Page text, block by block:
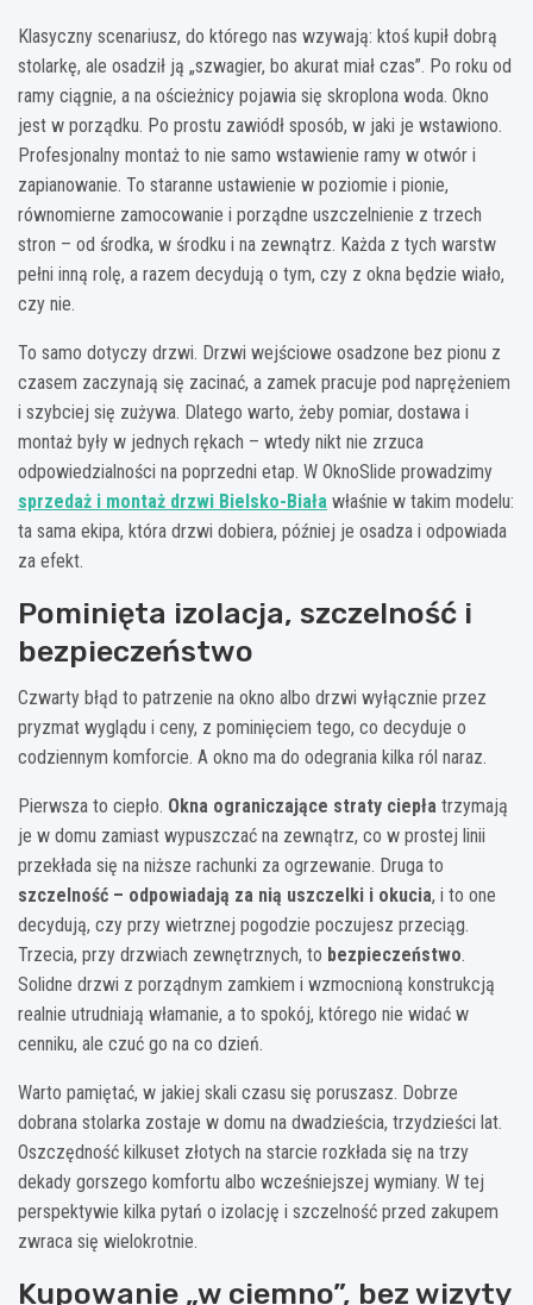
Klasyczny scenariusz, do którego nas wzywają: ktoś kupił dobrą
stolarkę, ale osadził ją „szwagier, bo akurat miał czas”. Po roku od
ramy ciągnie, a na ościeżnicy pojawia się skroplona woda. Okno
jest w porządku. Po prostu zawiódł sposób, w jaki je wstawiono.
Profesjonalny montaż to nie samo wstawienie ramy w otwór i
zapianowanie. To staranne ustawienie w poziomie i pionie,
równomierne zamocowanie i porządne uszczelnienie z trzech
stron – od środka, w środku i na zewnątrz. Każda z tych warstw
pełni inną rolę, a razem decydują o tym, czy z okna będzie wiało,
czy nie.
To samo dotyczy drzwi. Drzwi wejściowe osadzone bez pionu z
czasem zaczynają się zacinać, a zamek pracuje pod naprężeniem
i szybciej się zużywa. Dlatego warto, żeby pomiar, dostawa i
montaż były w jednych rękach – wtedy nikt nie zrzuca
odpowiedzialności na poprzedni etap. W OknoSlide prowadzimy
sprzedaż i montaż drzwi Bielsko-Biała właśnie w takim modelu:
ta sama ekipa, która drzwi dobiera, później je osadza i odpowiada
za efekt.
Pominięta izolacja, szczelność i
bezpieczeństwo
Czwarty błąd to patrzenie na okno albo drzwi wyłącznie przez
pryzmat wyglądu i ceny, z pominięciem tego, co decyduje o
codziennym komforcie. A okno ma do odegrania kilka ról naraz.
Pierwsza to ciepło. Okna ograniczające straty ciepła trzymają
je w domu zamiast wypuszczać na zewnątrz, co w prostej linii
przekłada się na niższe rachunki za ogrzewanie. Druga to
szczelność – odpowiadają za nią uszczelki i okucia, i to one
decydują, czy przy wietrznej pogodzie poczujesz przeciąg.
Trzecia, przy drzwiach zewnętrznych, to bezpieczeństwo.
Solidne drzwi z porządnym zamkiem i wzmocnioną konstrukcją
realnie utrudniają włamanie, a to spokój, którego nie widać w
cenniku, ale czuć go na co dzień.
Warto pamiętać, w jakiej skali czasu się poruszasz. Dobrze
dobrana stolarka zostaje w domu na dwadzieścia, trzydzieści lat.
Oszczędność kilkuset złotych na starcie rozkłada się na trzy
dekady gorszego komfortu albo wcześniejszej wymiany. W tej
perspektywie kilka pytań o izolację i szczelność przed zakupem
zwraca się wielokrotnie.
Kupowanie „w ciemno”, bez wizyty